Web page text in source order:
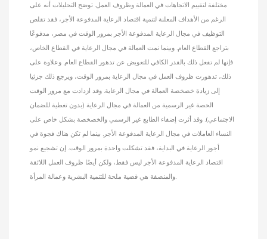
مختلفة لتقييم الاتجاهات في العمالة وظروف العمل. توضح التحليلات أنه على
الرغم من الأهداف المعلنة لتنمية اقتصاد الرعاية المدفوعة الأجر، فقد تقلص
التوظيف في مجال الرعاية المدفوعة الأجر بمرور الوقت في مصر، مدفوعًا
بتراجع القطاع العام. وبينما نمت العمالة في مجال الرعاية في القطاع الخاص،
فإنها لم تفعل ذلك بالقدر الكافي للتعويض عن تدهور القطاع العام. وعلاوة على
ذلك، تدهورت ظروف العمل في مجال الرعاية بمرور الوقت، ويرجع ذلك جزئيا
إلى زيادة خصخصة العمالة في مجال الرعاية. وقد ازدادت مع مرور الوقت
الحصة غير الرسمية من العمالة في مجال الرعاية (بدون تغطية للضمان
الاجتماعي). وقد أثرت إضفاء الطابع غير الرسمي والخصخصة بشكل خاص على
النساء العاملات في مجال الرعاية المدفوعة الأجر. بينما لم تكن هناك فجوة في
أجور الرعاية في البداية، فقد تشكلت واحدة بمرور الوقت. إن تشجيع نمو
اقتصاد الرعاية المدفوعة الأجر ليس فقط، ولكن أيضًا ظروف العمل اللائقة
والمنصفة هي قضية ملحة للتنمية البشرية وعمالة المرأة.